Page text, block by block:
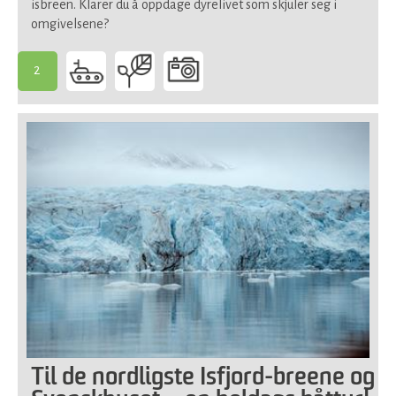
isbreen. Klarer du å oppdage dyrelivet som skjuler seg i
omgivelsene?
2
-
Passer
Til de nordligste Isfjord-breene og